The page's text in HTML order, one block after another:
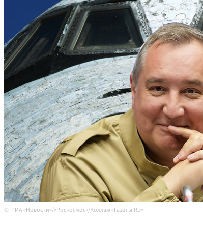
РИА «Новости»/«Роскосмос»/Коллаж «Газеты.Ru»